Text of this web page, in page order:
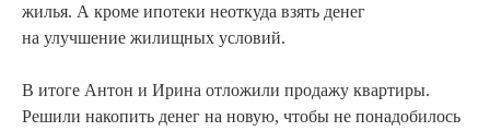
жилья. А кроме ипотеки неоткуда взять денег
на улучшение жилищных условий.
В итоге Антон и Ирина отложили продажу квартиры.
Решили накопить денег на новую, чтобы не понадобилось